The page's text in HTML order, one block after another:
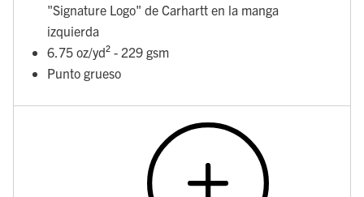
"Signature Logo" de Carhartt en la manga
izquierda
6.75 oz/yd² - 229 gsm
Punto grueso